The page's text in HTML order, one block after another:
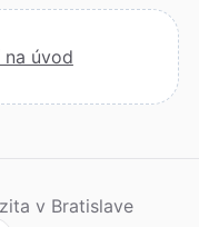
na úvod
v Bratislave